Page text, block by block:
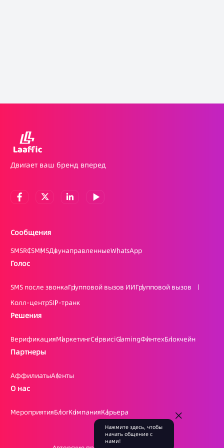
Двигает ваш бренд вперед
Сообщения
SMSRCSMMSДвунаправленныеWhatsApp
Голос
SMS после звонкаГрупповой вызов ИИГрупповой вызов
Колл-центрSIP-транк
Решения
ВерификацияМаркетингСервисiGamingФинтехБлокчейн
Партнеры
АффилиатыАгенты
О нас
МероприятияБлогКомпанияКарьера
Нажмите здесь, чтобы
начать общение с
нами!